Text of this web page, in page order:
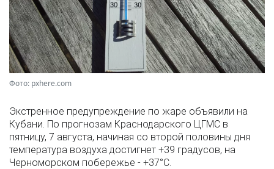
Фото: pxhere.com
Экстренное предупреждение по жаре объявили на
Кубани. По прогнозам Краснодарского ЦГМС в
пятницу, 7 августа, начиная со второй половины дня
температура воздуха достигнет +39 градусов, на
Черноморском побережье - +37°­С.